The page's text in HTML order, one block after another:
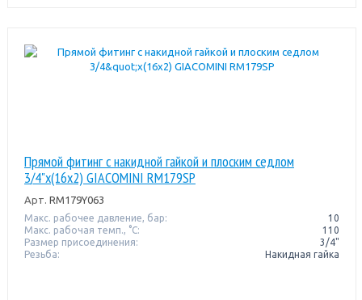
Прямой фитинг с накидной гайкой и плоским седлом
3/4"x(16x2) GIACOMINI RM179SP
Арт. RM179Y063
Макс. рабочее давление, бар:
10
Макс. рабочая темп., °С:
110
Размер присоединения:
3/4"
Резьба:
Накидная гайка